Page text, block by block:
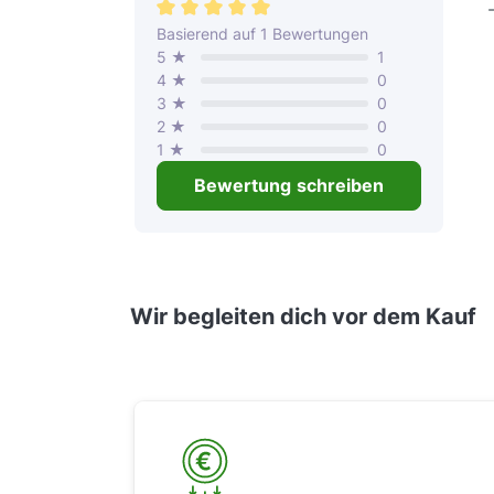
Durchschnittliche Bewertung von 5 von
Basierend auf 1 Bewertungen
5 ★
1
4 ★
0
3 ★
0
2 ★
0
1 ★
0
Bewertung schreiben
-
Wir begleiten dich vor dem Kauf